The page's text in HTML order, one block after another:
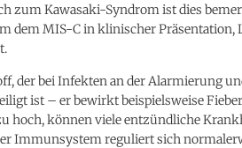
zum Kawasaki-Syndrom ist dies
dem MIS-C in klinischer Präsentation,
der bei Infekten an der Alarmierung
ist – er bewirkt beispielsweise
können viele entzündliche
Immunsystem reguliert sich